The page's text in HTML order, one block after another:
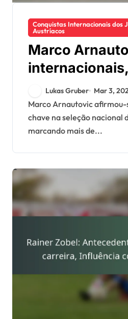
Conquistas Internacionais dos
Austríacos
Marco
no Euro,
do Mundo
Lukas Gruber Mar 3,
Marco Arnautovic afirmou-se como uma figura
chave na seleção nacional
marcando mais de...